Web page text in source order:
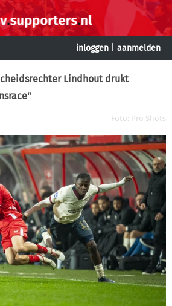
inloggen aanmelden
Lindhout drukt
Foto: Pro Shots